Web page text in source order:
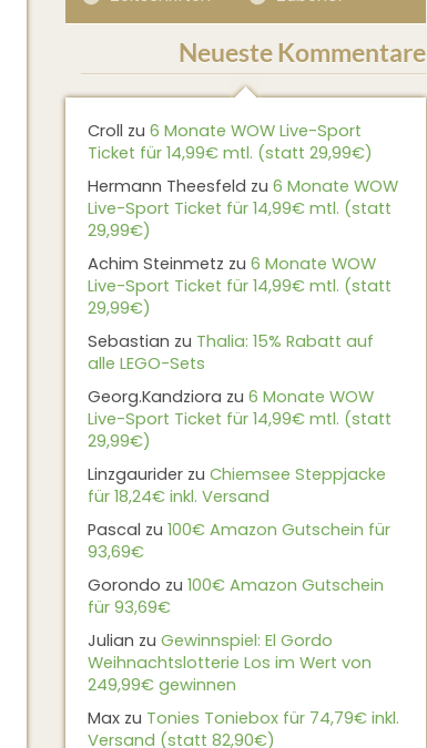
Neueste Kommentare
Croll zu 6 Monate WOW Live-Sport
Ticket für 14,99€ mtl. (statt 29,99€)
Hermann Theesfeld zu 6 Monate WOW
Live-Sport Ticket für 14,99€ mtl. (statt
29,99€)
Achim Steinmetz zu 6 Monate WOW
Live-Sport Ticket für 14,99€ mtl. (statt
29,99€)
Sebastian zu Thalia: 15% Rabatt auf
alle LEGO-Sets
Georg.Kandziora zu 6 Monate WOW
Live-Sport Ticket für 14,99€ mtl. (statt
29,99€)
Linzgaurider zu Chiemsee Steppjacke
für 18,24€ inkl. Versand
Pascal zu 100€ Amazon Gutschein für
93,69€
Gorondo zu 100€ Amazon Gutschein
für 93,69€
Julian zu Gewinnspiel: El Gordo
Weihnachtslotterie Los im Wert von
249,99€ gewinnen
Max zu Tonies Toniebox für 74,79€ inkl.
Versand (statt 82,90€)